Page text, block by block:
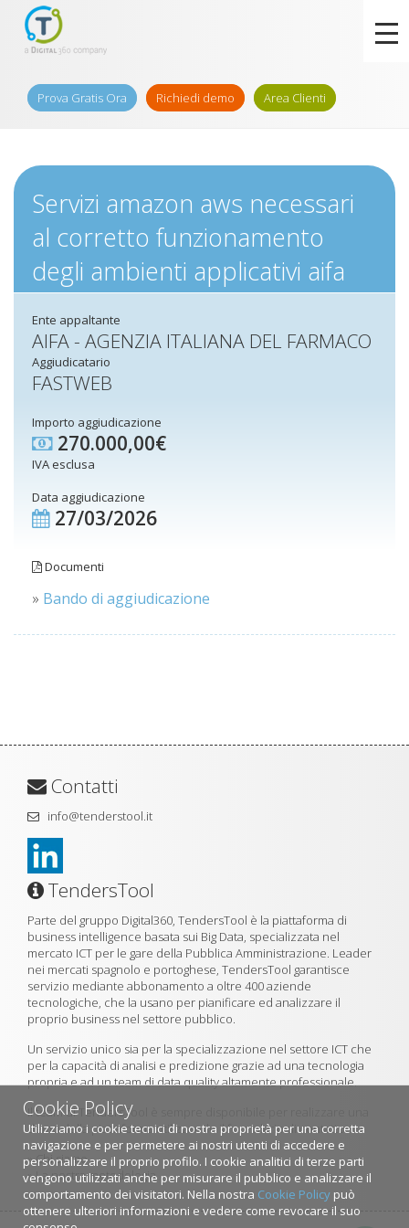
Prova Gratis Ora Richiedi demo Area Clienti
Cookie Policy
Utilizziamo i cookie tecnici di nostra proprietà per una corretta
navigazione e per permetere ai nostri utenti di accedere e
personalizzare il proprio profilo. I cookie analitici di terze parti
vengono utilizzati anche per misurare il pubblico e analizzare il
comportamento dei visitatori. Nella nostra Cookie Policy può
ottenere ulteriori informazioni e vedere come revocare il suo
Servizi amazon aws necessari
al corretto funzionamento
degli ambienti applicativi aifa
Ente appaltante
AIFA - AGENZIA ITALIANA DEL FARMACO
Aggiudicatario
FASTWEB
Importo aggiudicazione
270.000,00€
IVA esclusa
Data aggiudicazione
27/03/2026
Documenti
» Bando di aggiudicazione
Contatti
info@tenderstool.it
TendersTool
Parte del gruppo Digital360, TendersTool è la piattaforma di
business intelligence basata sui Big Data, specializzata nel
mercato ICT per le gare della Pubblica Amministrazione. Leader
nei mercati spagnolo e portoghese, TendersTool garantisce
servizio mediante abbonamento a oltre 400 aziende
tecnologiche, che la usano per pianificare ed analizzare il
proprio business nel settore pubblico.
Un servizio unico sia per la specializzazione nel settore ICT che
per la capacità di analisi e predizione grazie ad una tecnologia
propria e ad un team di data quality altamente professionale.
Il team di TendersTool è sempre disponibile per realizzare una
demo della piattaforma utilizzando il formulario di contatto.
»Chi siamo
»La nostra metodologia